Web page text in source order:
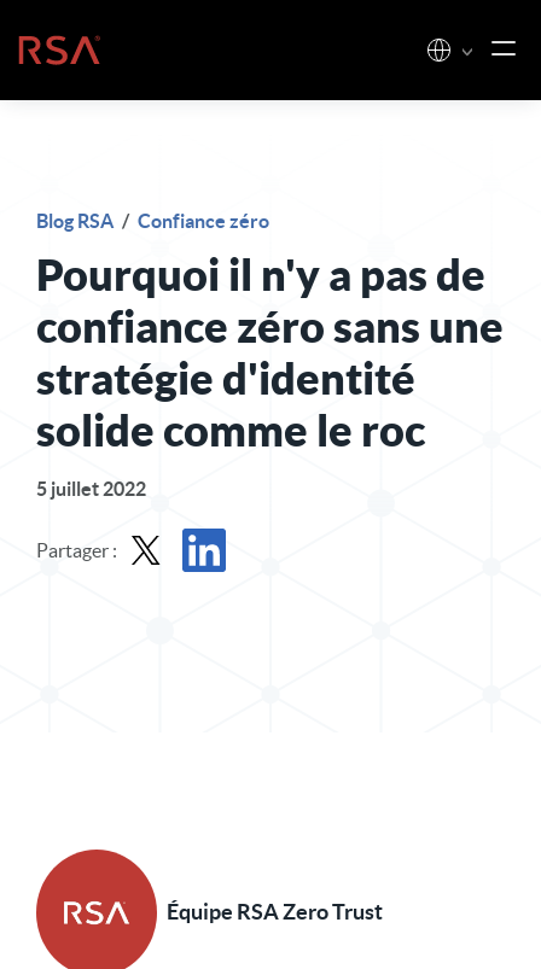
Accueil
Blog RSA / Confiance zéro
Pourquoi il n'y a pas de
confiance zéro sans une
stratégie d'identité
solide comme le roc
5 juillet 2022
Partager :
Équipe RSA Zero Trust